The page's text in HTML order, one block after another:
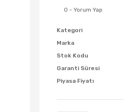
0 - Yorum Yap
Kategori
Marka
Stok Kodu
Garanti Süresi
Piyasa Fiyatı